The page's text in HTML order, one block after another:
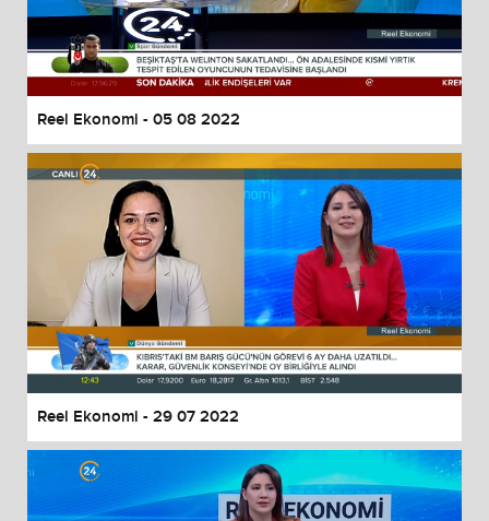
Reel Ekonomi - 05 08 2022
Reel Ekonomi - 29 07 2022